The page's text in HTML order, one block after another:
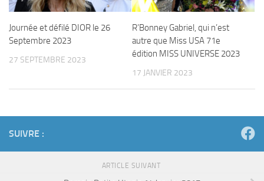
Journée et défilé DIOR le 26
Septembre 2023
27 SEPTEMBRE 2023
R’Bonney Gabriel, qui n’est
autre que Miss USA 71e
édition MISS UNIVERSE 2023
17 JANVIER 2023
SUIVRE :
ARTICLE SUIVANT